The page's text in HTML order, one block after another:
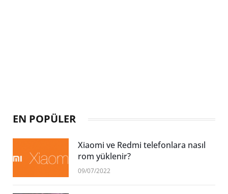
EN POPÜLER
Xiaomi ve Redmi telefonlara nasıl
rom yüklenir?
09/07/2022